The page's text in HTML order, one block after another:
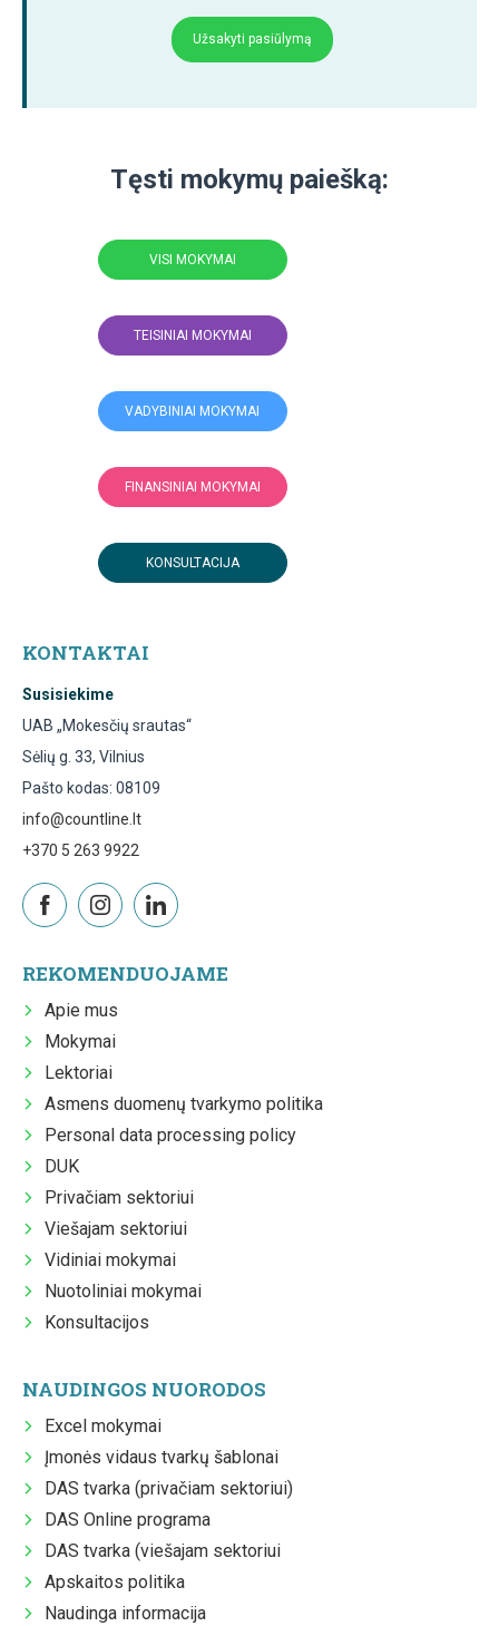
Užsakyti pasiūlymą
Tęsti mokymų paiešką:
VISI MOKYMAI
TEISINIAI MOKYMAI
VADYBINIAI MOKYMAI
FINANSINIAI MOKYMAI
KONSULTACIJA
KONTAKTAI
Susisiekime
UAB „Mokesčių srautas“
Sėlių g. 33, Vilnius
Pašto kodas: 08109
info@countline.lt
+370 5 263 9922
REKOMENDUOJAME
Apie mus
Mokymai
Lektoriai
Asmens duomenų tvarkymo politika
Personal data processing policy
DUK
Privačiam sektoriui
Viešajam sektoriui
Vidiniai mokymai
Nuotoliniai mokymai
Konsultacijos
NAUDINGOS NUORODOS
Excel mokymai
Įmonės vidaus tvarkų šablonai
DAS tvarka (privačiam sektoriui)
DAS Online programa
DAS tvarka (viešajam sektoriui
Apskaitos politika
Naudinga informacija